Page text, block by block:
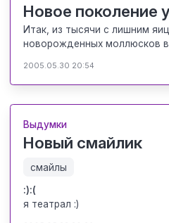
Новое поколение
Итак, из тысячи с лишним
новорожденных моллюсков
2005.05.30 20:54
Выдумки
Новый смайлик
смайлы
:):(
я театрал :)